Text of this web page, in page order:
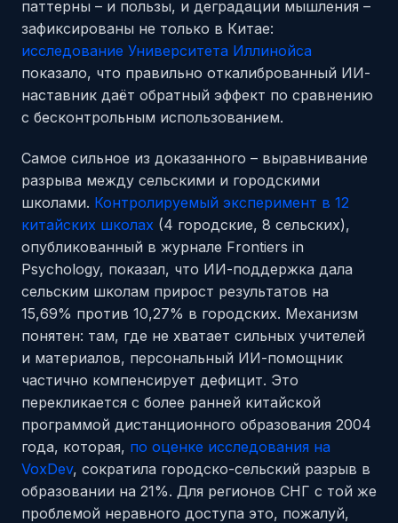
паттерны – и пользы, и деградации мышления –
зафиксированы не только в Китае:
исследование Университета Иллинойса
показало, что правильно откалиброванный ИИ-
наставник даёт обратный эффект по сравнению
с бесконтрольным использованием.
Самое сильное из доказанного – выравнивание
разрыва между сельскими и городскими
школами. Контролируемый эксперимент в 12
китайских школах (4 городские, 8 сельских),
опубликованный в журнале Frontiers in
Psychology, показал, что ИИ-поддержка дала
сельским школам прирост результатов на
15,69% против 10,27% в городских. Механизм
понятен: там, где не хватает сильных учителей
и материалов, персональный ИИ-помощник
частично компенсирует дефицит. Это
перекликается с более ранней китайской
программой дистанционного образования 2004
года, которая, по оценке исследования на
VoxDev, сократила городско-сельский разрыв в
образовании на 21%. Для регионов СНГ с той же
проблемой неравного доступа это, пожалуй,